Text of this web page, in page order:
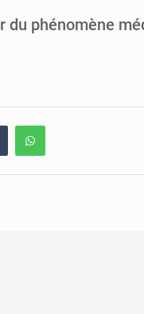
du phénomène